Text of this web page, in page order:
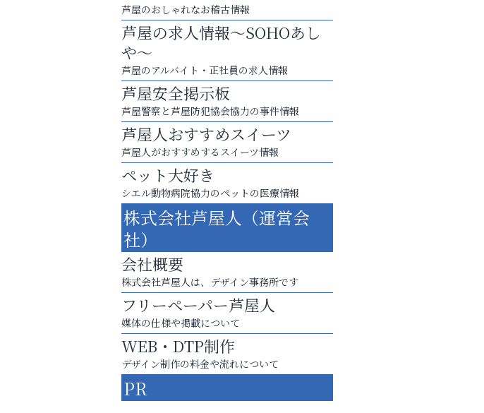
まずは話してみませんか？
「相続」無料相談会カフェ
南芦屋浜皮膚科クリニック
芦屋のおしゃれなお稽古情報
芦屋の求人情報～SOHOあし
や～
芦屋のアルバイト・正社員の求人情報
芦屋安全掲示板
芦屋警察と芦屋防犯協会協力の事件情報
芦屋人おすすめスイーツ
芦屋人がおすすめするスイーツ情報
ペット大好き
シエル動物病院協力のペットの医療情報
株式会社芦屋人（運営会
社）
会社概要
株式会社芦屋人は、デザイン事務所です
フリーペーパー芦屋人
媒体の仕様や掲載について
WEB・DTP制作
デザイン制作の料金や流れについて
PR